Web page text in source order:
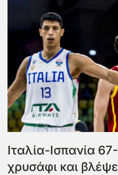
Ιταλία-Ισπανία
χρυσάφι και